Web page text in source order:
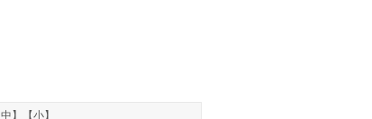
中 】【小】